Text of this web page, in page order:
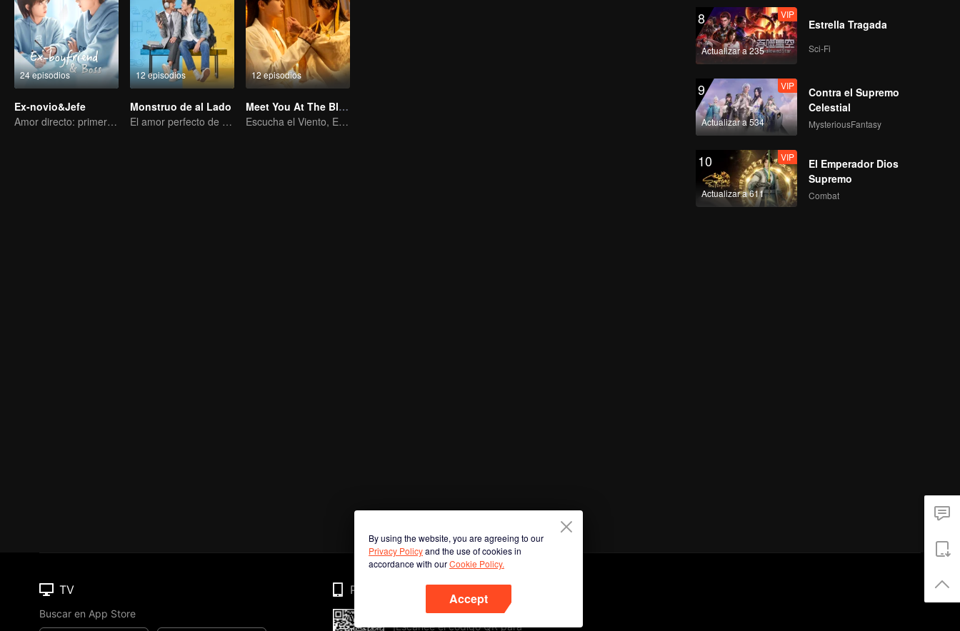
24 episodios
Ex-novio&Jefe
Amor directo: primer amor, no huyas
12 episodios
Monstruo de al Lado
El amor perfecto de un chico introvertido y extrovertido
12 episodios
Meet You At The Blossom (Thai Ver.)
Escucha el Viento, Espera las Flores
8
Actualizar a 235
VIP
Estrella Tragada
Sci-Fi
9
Actualizar a 534
VIP
Contra el Supremo
Celestial
MysteriousFantasy
10
Actualizar a 611
VIP
El Emperador Dios
Supremo
Combat
By using the website, you are agreeing to our
Privacy Policyand the use of cookies in
accordance with ourCookie Policy.
Accept
TV
Buscar en App Store
Phone
¡Escanee el código QR para